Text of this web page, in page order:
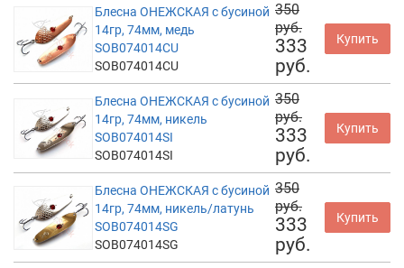
Блесна ОНЕЖСКАЯ с бусиной
14гр, 74мм, медь
SOB074014CU
SOB074014CU
350
руб.
333
руб.
Купить
Блесна ОНЕЖСКАЯ с бусиной
14гр, 74мм, никель
SOB074014SI
SOB074014SI
350
руб.
333
руб.
Купить
Блесна ОНЕЖСКАЯ с бусиной
14гр, 74мм, никель/латунь
SOB074014SG
SOB074014SG
350
руб.
333
руб.
Купить